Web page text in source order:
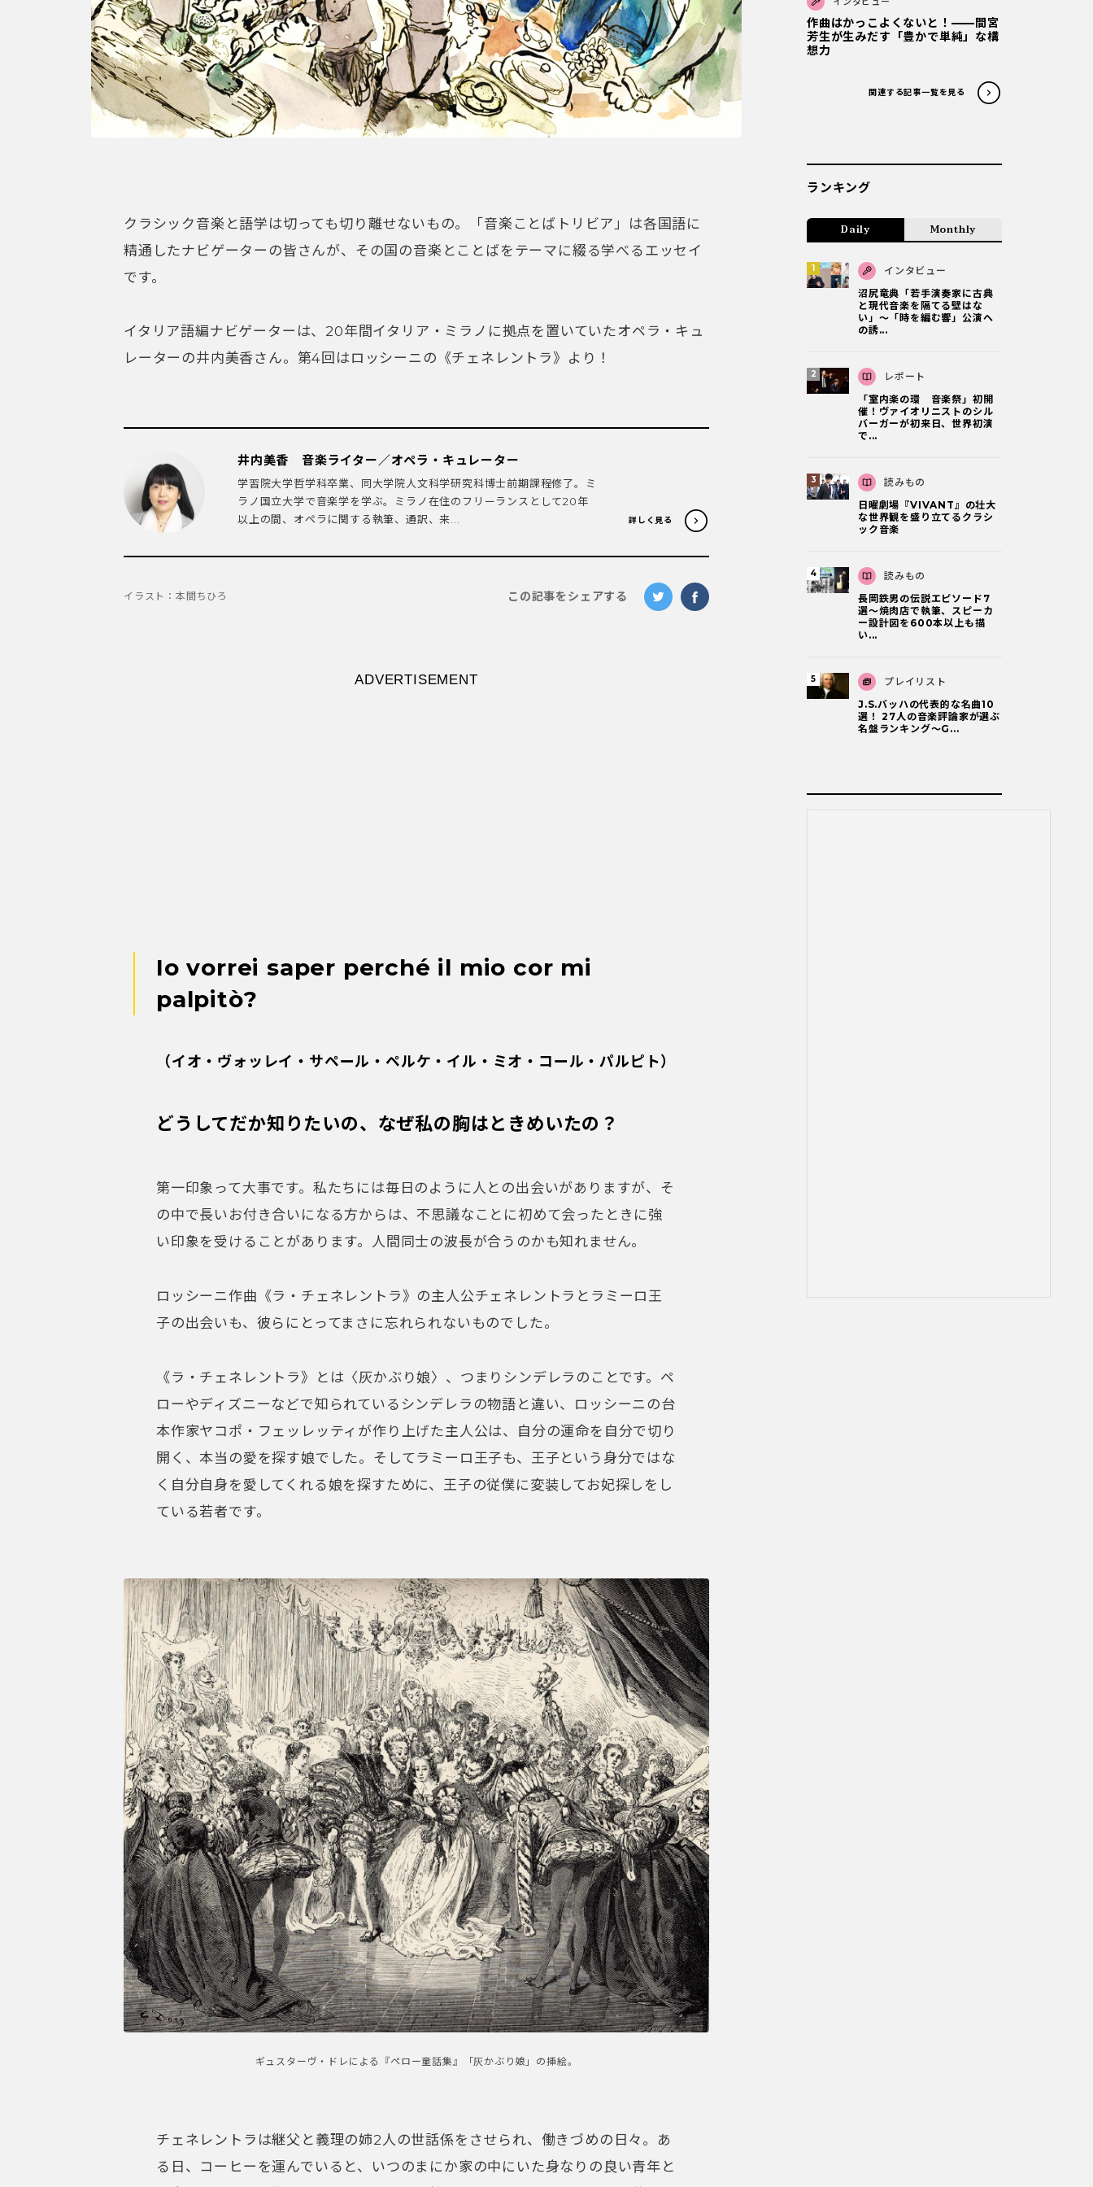
クラシック音楽と語学は切っても切り離せないもの。「音楽ことばトリビア」は各国語に
精通したナビゲーターの皆さんが、その国の音楽とことばをテーマに綴る学べるエッセイ
です。
イタリア語編ナビゲーターは、20年間イタリア・ミラノに拠点を置いていたオペラ・キュ
レーターの井内美香さん。第4回はロッシーニの《チェネレントラ》より！
井内美香 音楽ライター／オペラ・キュレーター
学習院大学哲学科卒業、同大学院人文科学研究科博士前期課程修了。ミ
ラノ国立大学で音楽学を学ぶ。ミラノ在住のフリーランスとして20年
以上の間、オペラに関する執筆、通訳、来...
詳しく見る
イラスト：本間ちひろ この記事をシェアする
Io vorrei saper perché il mio cor mi
ロッシーニ作曲《ラ・チェネレントラ》の主人公チェネレントラとラミーロ王
ローやディズニーなどで知られているシンデレラの物語と違い、ロッシーニの台
く自分自身を愛してくれる娘を探すために、王子の従僕に変装してお妃探しをし
ている若者です。
ギュスターヴ・ドレによる『ペロー童話集』「灰かぶり娘」の挿絵。
チェネレントラは継父と義理の姉2人の世話係をさせられ、働きづめの日々。あ
る日、コーヒーを運んでいると、いつのまにか家の中にいた身なりの良い青年と
鉢合わせします。驚いたチェネレントラは持っていたコーヒー・カップを落とし
てしまいました。
チェネレントラ「ああ！やってしまったわ」
ラミーロ王子「何ごとだ？」
「僕を怪物だとでも思ったの？」
ここで2人は見つめあい、有名な出会いの二重唱となります。
作曲はかっこよくないと！——間宮
芳生が生みだす「豊かで単純」な構
想力
関連する記事一覧を見る
ランキング
Daily Monthly
インタビュー
沼尻竜典「若手演奏家に古典
と現代音楽を隔てる壁はな
い」～「時を編む響」公演へ
の誘...
レポート
「室内楽の環 音楽祭」初開
催！ヴァイオリニストのシル
バーガーが初来日、世界初演
で...
読みもの
日曜劇場『VIVANT』の壮大
な世界観を盛り立てるクラシ
ック音楽
読みもの
長岡鉄男の伝説エピソード7
選〜焼肉店で執筆、スピーカ
ー設計図を600本以上も描
い...
プレイリスト
J.S.バッハの代表的な名曲10
選！ 27人の音楽評論家が選ぶ
名盤ランキング〜G...